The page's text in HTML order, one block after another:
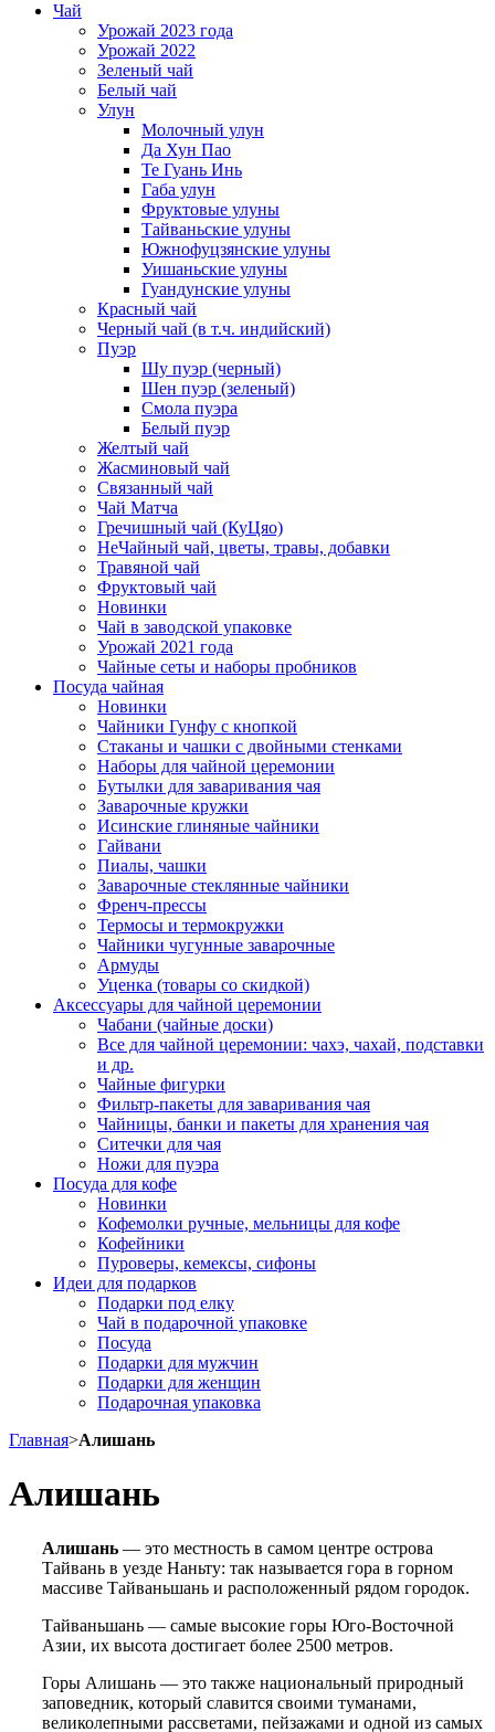
Чай
Урожай 2023 года
Урожай 2022
Зеленый чай
Белый чай
Улун
Молочный улун
Да Хун Пао
Те Гуань Инь
Габа улун
Фруктовые улуны
Тайваньские улуны
Южнофуцзянские улуны
Уишаньские улуны
Гуандунские улуны
Красный чай
Черный чай (в т.ч. индийский)
Пуэр
Шу пуэр (черный)
Шен пуэр (зеленый)
Смола пуэра
Белый пуэр
Желтый чай
Жасминовый чай
Связанный чай
Чай Матча
Гречишный чай (КуЦяо)
НеЧайный чай, цветы, травы, добавки
Травяной чай
Фруктовый чай
Новинки
Чай в заводской упаковке
Урожай 2021 года
Чайные сеты и наборы пробников
Посуда чайная
Новинки
Чайники Гунфу с кнопкой
Стаканы и чашки с двойными стенками
Наборы для чайной церемонии
Бутылки для заваривания чая
Заварочные кружки
Исинские глиняные чайники
Гайвани
Пиалы, чашки
Заварочные стеклянные чайники
Френч-прессы
Термосы и термокружки
Чайники чугунные заварочные
Армуды
Уценка (товары со скидкой)
Аксессуары для чайной церемонии
Чабани (чайные доски)
Все для чайной церемонии: чахэ, чахай, подставки
и др.
Чайные фигурки
Фильтр-пакеты для заваривания чая
Чайницы, банки и пакеты для хранения чая
Ситечки для чая
Ножи для пуэра
Посуда для кофе
Новинки
Кофемолки ручные, мельницы для кофе
Кофейники
Пуроверы, кемексы, сифоны
Идеи для подарков
Подарки под елку
Чай в подарочной упаковке
Посуда
Подарки для мужчин
Подарки для женщин
Подарочная упаковка
Главная>Алишань
Алишань
Алишань — это местность в самом центре острова
Тайвань в уезде Наньту: так называется гора в горном
массиве Тайваньшань и расположенный рядом городок.
Тайваньшань — самые высокие горы Юго-Восточной
Азии, их высота достигает более 2500 метров.
Горы Алишань — это также национальный природный
заповедник, который славится своими туманами,
великолепными рассветами, пейзажами и одной из самых